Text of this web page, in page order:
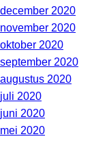
december 2020
november 2020
oktober 2020
september 2020
augustus 2020
juli 2020
juni 2020
mei 2020